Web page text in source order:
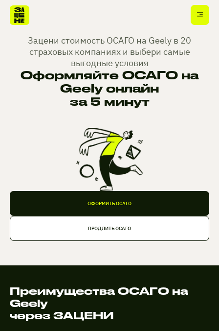
Зацени стоимость ОСАГО на Geely в 20
страховых компаниях и выбери самые
выгодные условия
Оформляйте ОСАГО на
Geely онлайн
за 5 минут
ОФОРМИТЬ ОСАГО
ПРОДЛИТЬ ОСАГО
Преимущества ОСАГО на
Geely
через ЗАЦЕНИ